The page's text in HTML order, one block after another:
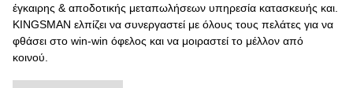
έγκαιρης & αποδοτικής μεταπωλήσεων υπηρεσία κατασκευής και.
KINGSMAN ελπίζει να συνεργαστεί με όλους τους πελάτες για να
φθάσει στο win-win όφελος και να μοιραστεί το μέλλον από
κοινού.